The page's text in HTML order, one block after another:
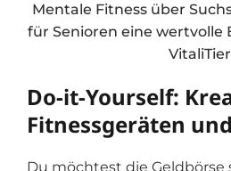
Mentale Fitness über
für Senioren eine wertvolle
VitaliTier
Do-it-Yourself:
Fitnessgeräten
Du möchtest die Geldbörse